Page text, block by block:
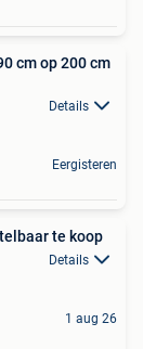
cm op 200 cm
Details
Eergisteren
te koop
Details
1 aug 26